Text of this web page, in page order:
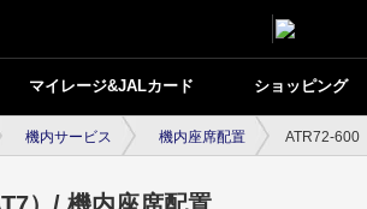
マイレージ&JALカード ショッピング
機内サービス 機内座席配置 ATR72-600